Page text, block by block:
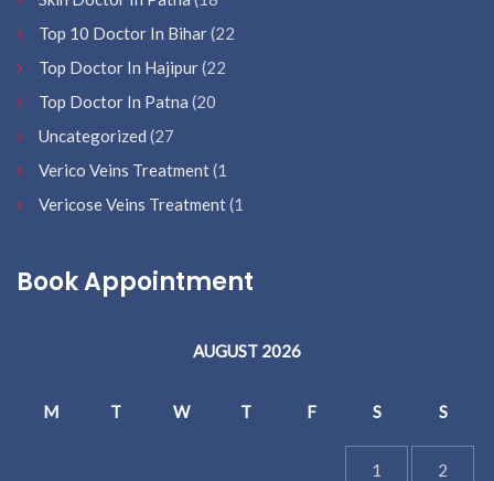
Top 10 Doctor In Bihar(22
Top Doctor In Hajipur(22
Top Doctor In Patna (20
Uncategorized (27
Verico Veins Treatment(1
Vericose Veins Treatment(1
Book Appointment
AUGUST 2026
M T W T F S S
1 2